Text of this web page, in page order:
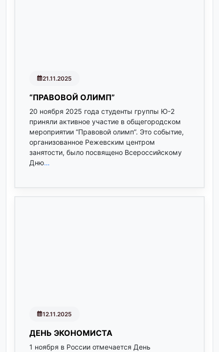
21.11.2025
“ПРАВОВОЙ ОЛИМП”
20 ноября 2025 года студенты группы Ю-2
приняли активное участие в общегородском
мероприятии “Правовой олимп”. Это событие,
организованное Режевским центром
занятости, было посвящено Всероссийскому
Дню…
12.11.2025
ДЕНЬ ЭКОНОМИСТА
1 ноября в России отмечается День